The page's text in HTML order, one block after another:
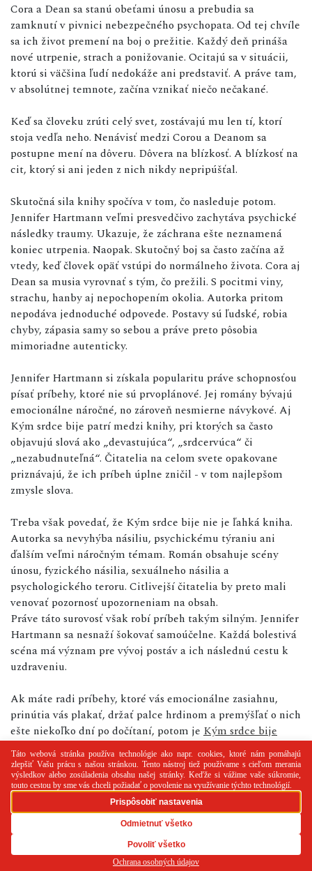
Cora a Dean sa stanú obeťami únosu a prebudia sa
zamknutí v pivnici nebezpečného psychopata. Od tej chvíle
sa ich život premení na boj o prežitie. Každý deň prináša
nové utrpenie, strach a ponižovanie. Ocitajú sa v situácii,
ktorú si väčšina ľudí nedokáže ani predstaviť. A práve tam,
v absolútnej temnote, začína vznikať niečo nečakané.
Keď sa človeku zrúti celý svet, zostávajú mu len tí, ktorí
stoja vedľa neho. Nenávisť medzi Corou a Deanom sa
postupne mení na dôveru. Dôvera na blízkosť. A blízkosť na
cit, ktorý si ani jeden z nich nikdy nepripúšťal.
Skutočná sila knihy spočíva v tom, čo nasleduje potom.
Jennifer Hartmann veľmi presvedčivo zachytáva psychické
následky traumy. Ukazuje, že záchrana ešte neznamená
koniec utrpenia. Naopak. Skutočný boj sa často začína až
vtedy, keď človek opäť vstúpi do normálneho života. Cora aj
Dean sa musia vyrovnať s tým, čo prežili. S pocitmi viny,
strachu, hanby aj nepochopením okolia. Autorka pritom
nepodáva jednoduché odpovede. Postavy sú ľudské, robia
chyby, zápasia samy so sebou a práve preto pôsobia
mimoriadne autenticky.
Jennifer Hartmann si získala popularitu práve schopnosťou
písať príbehy, ktoré nie sú prvoplánové. Jej romány bývajú
emocionálne náročné, no zároveň nesmierne návykové. Aj
Kým srdce bije patrí medzi knihy, pri ktorých sa často
objavujú slová ako „devastujúca“, „srdcervúca“ či
„nezabudnuteľná“. Čitatelia na celom svete opakovane
priznávajú, že ich príbeh úplne zničil - v tom najlepšom
zmysle slova.
Treba však povedať, že Kým srdce bije nie je ľahká kniha.
Autorka sa nevyhýba násiliu, psychickému týraniu ani
ďalším veľmi náročným témam. Román obsahuje scény
únosu, fyzického násilia, sexuálneho násilia a
psychologického teroru. Citlivejší čitatelia by preto mali
venovať pozornosť upozorneniam na obsah.
Práve táto surovosť však robí príbeh takým silným. Jennifer
Hartmann sa nesnaží šokovať samoúčelne. Každá bolestivá
scéna má význam pre vývoj postáv a ich následnú cestu k
uzdraveniu.
Ak máte radi príbehy, ktoré vás emocionálne zasiahnu,
prinútia vás plakať, držať palce hrdinom a premýšľať o nich
ešte niekoľko dní po dočítaní, potom je Kým srdce bije
výbornou voľbou.
PR článok
používania cookies
RSS